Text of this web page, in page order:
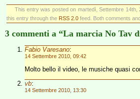
This entry was posted on martedì, Settembre
this entry through the RSS 2.0 feed. Both comments
3 commenti a “La marcia No Tav
Fabio Varesano:
14 Settembre 2010, 09:42
Molto bello il video, le musiche quasi
vb:
14 Settembre 2010, 13:30